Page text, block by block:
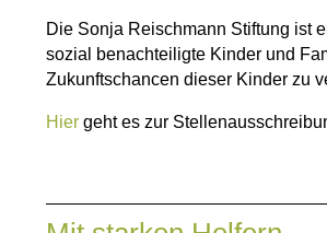
Die Sonja Reischmann Stiftung ist
sozial benachteiligte Kinder und
Zukunftschancen dieser Kinder zu
Hier geht es zur